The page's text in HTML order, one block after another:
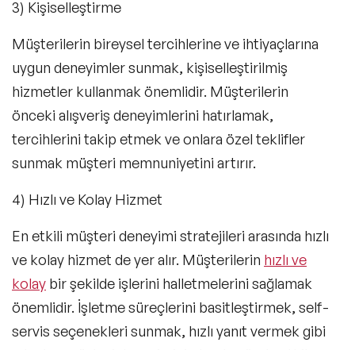
3) Kişiselleştirme
Müşterilerin bireysel tercihlerine ve ihtiyaçlarına
uygun deneyimler sunmak, kişiselleştirilmiş
hizmetler kullanmak önemlidir. Müşterilerin
önceki alışveriş deneyimlerini hatırlamak,
tercihlerini takip etmek ve onlara özel teklifler
sunmak müşteri memnuniyetini artırır.
4) Hızlı ve Kolay Hizmet
En etkili müşteri deneyimi stratejileri arasında hızlı
ve kolay hizmet de yer alır. Müşterilerin hızlı ve
kolay bir şekilde işlerini halletmelerini sağlamak
önemlidir. İşletme süreçlerini basitleştirmek, self-
servis seçenekleri sunmak, hızlı yanıt vermek gibi